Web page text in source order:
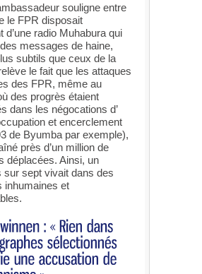
souligne entre
le FPR disposait
d’une radio Muhabura qui
messages de haine,
subtils que ceux de la
le fait que les attaques
des FPR, même au
des progrès étaient
dans les négocations d’
et encerclement
de Byumba par exemple),
près d’un million de
déplacées. Ainsi, un
sur sept vivait dans des
inhumaines et